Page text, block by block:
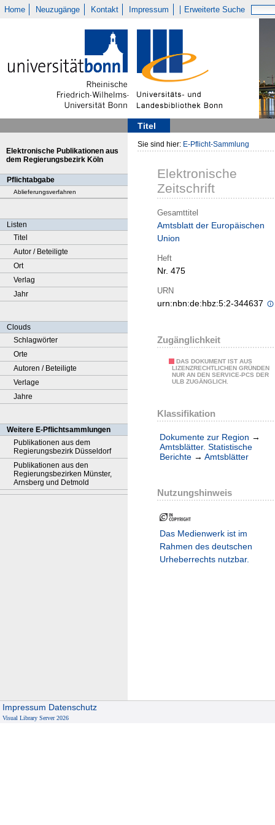
Home Neuzugänge Kontakt Impressum Erweiterte Suche
Titel
Elektronische Publikationen aus
dem Regierungsbezirk Köln
Pflichtabgabe
Ablieferungsverfahren
Listen
Titel
Autor / Beteiligte
Ort
Verlag
Jahr
Clouds
Schlagwörter
Orte
Autoren / Beteiligte
Verlage
Jahre
Weitere E-Pflichtsammlungen
Publikationen aus dem
Regierungsbezirk Düsseldorf
Publikationen aus den
Regierungsbezirken Münster,
Arnsberg und Detmold
Sie sind hier: E-Pflicht-Sammlung
Elektronische
Zeitschrift
Gesamttitel
Amtsblatt der Europäischen
Union
Heft
Nr. 475
URN
urn:nbn:de:hbz:5:2-344637
Zugänglichkeit
DAS DOKUMENT IST AUS
LIZENZRECHTLICHEN GRÜNDEN
NUR AN DEN SERVICE-PCS DER
ULB ZUGÄNGLICH.
Klassifikation
Dokumente zur Region →
Amtsblätter. Statistische
Berichte → Amtsblätter
Nutzungshinweis
Das Medienwerk ist im
Rahmen des deutschen
Urheberrechts nutzbar.
Impressum Datenschutz
Visual Library Server 2026